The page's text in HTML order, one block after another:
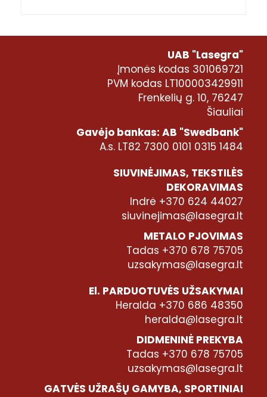
UAB "Lasegra"
Įmonės kodas 301069721
PVM kodas LT100003429911
Frenkelių g. 10, 76247
Šiauliai
Gavėjo bankas: AB "Swedbank"
A.s. LT82 7300 0101 0315 1484
SIUVINĖJIMAS, TEKSTILĖS
DEKORAVIMAS
Indrė +370 624 44027
siuvinejimas@lasegra.lt
METALO PJOVIMAS
Tadas +370 678 75705
uzsakymas@lasegra.lt
El. PARDUOTUVĖS UŽSAKYMAI
Heralda +370 686 48350
heralda@lasegra.lt
DIDMENINĖ PREKYBA
Tadas +370 678 75705
uzsakymas@lasegra.lt
GATVĖS UŽRAŠŲ GAMYBA, SPORTINIAI